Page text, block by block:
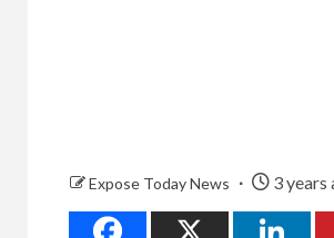
Expose Today News 3 years